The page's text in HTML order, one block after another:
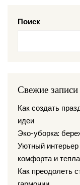
Поиск
Свежие записи
Как создать
идеи
Эко-уборка:
Уютный
комфорта и тепла
Как преодолеть